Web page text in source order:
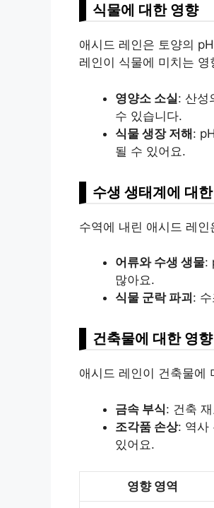
식물에 대한 영향
애시드 레인은 토양의
레인이 식물에 미치는 영
영양소 소실: 산성
수 있습니다.
식물 생장 저해:
될 수 있어요.
수생 생태계에 대
수역에 내린 애시드 레
어류와 수생 생물:
많아요.
식물 군락 파괴 :
건축물에 대한 영향
애시드 레인이 건축물에
금속 부식: 건축
조각품 손상: 역사
있어요.
영향 영역